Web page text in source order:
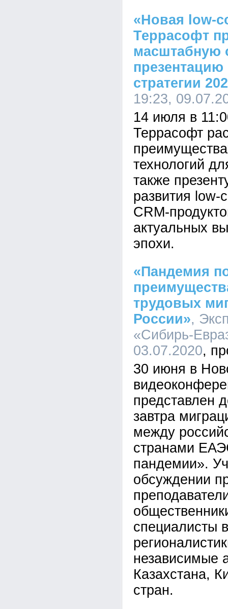
«Новая low-
Террасофт
масштабную
стратегии
19:23,
14 июля в
Террасофт
технологий
также
развития
CRM-
актуальных
эпохи.
«Пандемия
трудовых
России»,
«Сибирь-
03.07.2020
30 июня в
представлен
завтра
между
странами
пандемии».
обсуждении
специалисты
независимые
Казахстана,
стран.